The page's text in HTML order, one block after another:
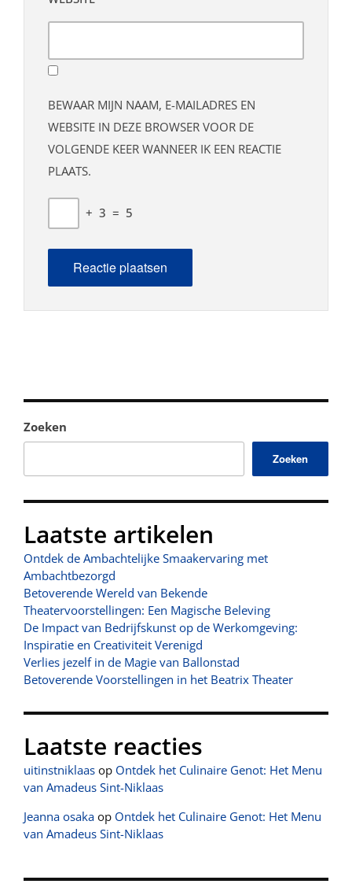
Zoeken
Zoeken
Laatste artikelen
Ontdek de Ambachtelijke Smaakervaring met
Ambachtbezorgd
Betoverende Wereld van Bekende
Theatervoorstellingen: Een Magische Beleving
De Impact van Bedrijfskunst op de Werkomgeving:
Inspiratie en Creativiteit Verenigd
Verlies jezelf in de Magie van Ballonstad
Betoverende Voorstellingen in het Beatrix Theater
Laatste reacties
uitinstniklaas op Ontdek het Culinaire Genot: Het Menu
van Amadeus Sint-Niklaas
Jeanna osaka op Ontdek het Culinaire Genot: Het Menu
van Amadeus Sint-Niklaas
BEWAAR MIJN NAAM, E-MAILADRES EN
WEBSITE IN DEZE BROWSER VOOR DE
VOLGENDE KEER WANNEER IK EEN REACTIE
PLAATS.
+ 3 = 5